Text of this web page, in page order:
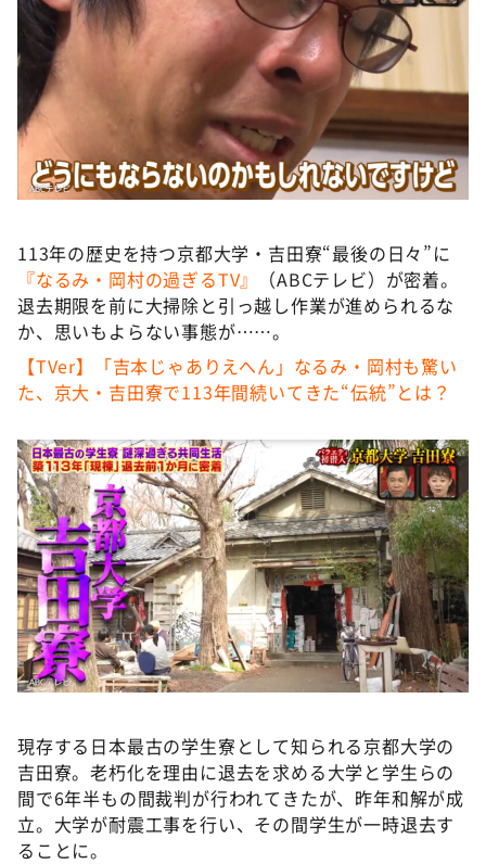
河合＆A.B.C-Z塚田×福井アナ「なんでやねん！？」
（news おかえり）
DAIGOも台所 ～きょうの献立 何にする？～
本日はダイアンなり！シーズン２
朝だ！生です旅サラダ
教えて！ニュースライブ 正義のミカタ
新婚さんいらっしゃい！
ポツンと一軒家
ザキ山小屋本館
ぺこぱのまるスポ
113年の歴史を持つ京都大学・吉田寮“最後の日々”に
『なるみ・岡村の過ぎるTV』
（ABCテレビ）が密着。
退去期限を前に大掃除と引っ越し作業が進められるな
か、思いもよらない事態が……。
【TVer】「吉本じゃありえへん」なるみ・岡村も驚い
た、京大・吉田寮で113年間続いてきた“伝統”とは？
現存する日本最古の学生寮として知られる京都大学の
吉田寮。老朽化を理由に退去を求める大学と学生らの
間で6年半もの間裁判が行われてきたが、昨年和解が成
立。大学が耐震工事を行い、その間学生が一時退去す
ることに。